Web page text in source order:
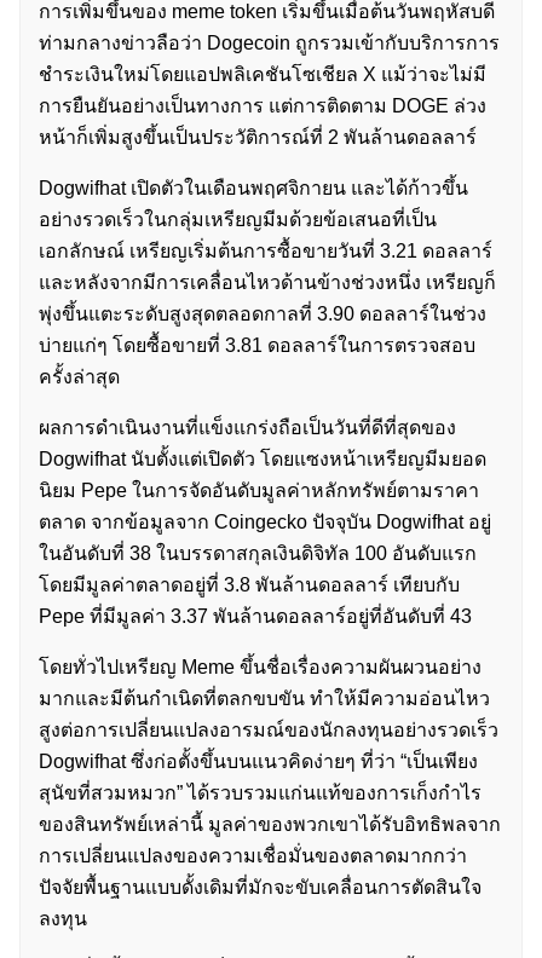
การเพิ่มขึ้นของ meme token เริ่มขึ้นเมื่อต้นวันพฤหัสบดี
ท่ามกลางข่าวลือว่า Dogecoin ถูกรวมเข้ากับบริการการ
ชำระเงินใหม่โดยแอปพลิเคชันโซเชียล X แม้ว่าจะไม่มี
การยืนยันอย่างเป็นทางการ แต่การติดตาม DOGE ล่วง
หน้าก็เพิ่มสูงขึ้นเป็นประวัติการณ์ที่ 2 พันล้านดอลลาร์
Dogwifhat เปิดตัวในเดือนพฤศจิกายน และได้ก้าวขึ้น
อย่างรวดเร็วในกลุ่มเหรียญมีมด้วยข้อเสนอที่เป็น
เอกลักษณ์ เหรียญเริ่มต้นการซื้อขายวันที่ 3.21 ดอลลาร์
และหลังจากมีการเคลื่อนไหวด้านข้างช่วงหนึ่ง เหรียญก็
พุ่งขึ้นแตะระดับสูงสุดตลอดกาลที่ 3.90 ดอลลาร์ในช่วง
บ่ายแก่ๆ โดยซื้อขายที่ 3.81 ดอลลาร์ในการตรวจสอบ
ครั้งล่าสุด
ผลการดำเนินงานที่แข็งแกร่งถือเป็นวันที่ดีที่สุดของ
Dogwifhat นับตั้งแต่เปิดตัว โดยแซงหน้าเหรียญมีมยอด
นิยม Pepe ในการจัดอันดับมูลค่าหลักทรัพย์ตามราคา
ตลาด จากข้อมูลจาก Coingecko ปัจจุบัน Dogwifhat อยู่
ในอันดับที่ 38 ในบรรดาสกุลเงินดิจิทัล 100 อันดับแรก
โดยมีมูลค่าตลาดอยู่ที่ 3.8 พันล้านดอลลาร์ เทียบกับ
Pepe ที่มีมูลค่า 3.37 พันล้านดอลลาร์อยู่ที่อันดับที่ 43
โดยทั่วไปเหรียญ Meme ขึ้นชื่อเรื่องความผันผวนอย่าง
มากและมีต้นกำเนิดที่ตลกขบขัน ทำให้มีความอ่อนไหว
สูงต่อการเปลี่ยนแปลงอารมณ์ของนักลงทุนอย่างรวดเร็ว
Dogwifhat ซึ่งก่อตั้งขึ้นบนแนวคิดง่ายๆ ที่ว่า “เป็นเพียง
สุนัขที่สวมหมวก” ได้รวบรวมแก่นแท้ของการเก็งกำไร
ของสินทรัพย์เหล่านี้ มูลค่าของพวกเขาได้รับอิทธิพลจาก
การเปลี่ยนแปลงของความเชื่อมั่นของตลาดมากกว่า
ปัจจัยพื้นฐานแบบดั้งเดิมที่มักจะขับเคลื่อนการตัดสินใจ
ลงทุน